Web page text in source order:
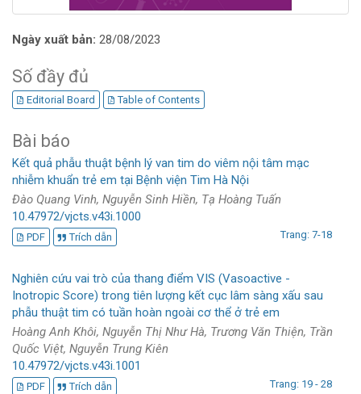
Ngày xuất bản: 28/08/2023
Số đầy đủ
Editorial Board Table of Contents
Bài báo
Kết quả phẫu thuật bệnh lý van tim do viêm nội tâm mạc
nhiễm khuẩn trẻ em tại Bệnh viện Tim Hà Nội
Đào Quang Vinh, Nguyễn Sinh Hiền, Tạ Hoàng Tuấn
10.47972/vjcts.v43i.1000
PDF Trích dẫn Trang: 7-18
Nghiên cứu vai trò của thang điểm VIS (Vasoactive -
Inotropic Score) trong tiên lượng kết cục lâm sàng xấu sau
phẫu thuật tim có tuần hoàn ngoài cơ thể ở trẻ em
Hoàng Anh Khôi, Nguyễn Thị Như Hà, Trương Văn Thiện, Trần
Quốc Việt, Nguyễn Trung Kiên
10.47972/vjcts.v43i.1001
PDF Trích dẫn Trang: 19 - 28